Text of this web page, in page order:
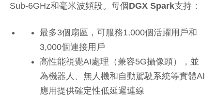
Sub-6GHz和毫米波頻段。每個DGX Spark支持：
最多3個扇區，可服務1,000個活躍用戶和
3,000個連接用戶
高性能視覺AI處理（兼容5G攝像頭），並
為機器人、無人機和自動駕駛系統等實體AI
應用提供確定性低延遲連線